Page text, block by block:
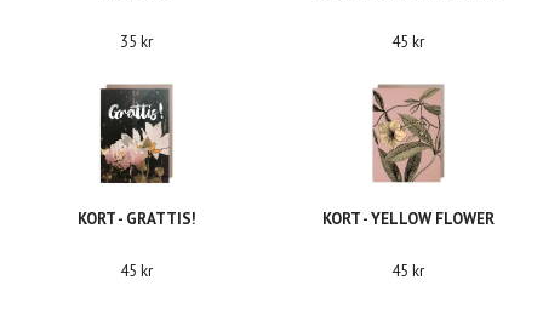
35 kr 45 kr
KORT - GRATTIS!
45 kr
KORT - YELLOW FLOWER
45 kr